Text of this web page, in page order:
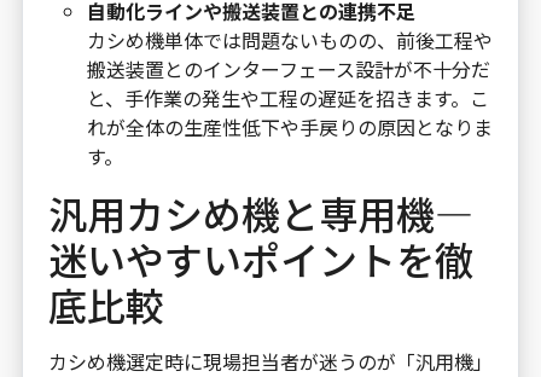
自動化ラインや搬送装置との連携不足
カシめ機単体では問題ないものの、前後工程や
搬送装置とのインターフェース設計が不十分だ
と、手作業の発生や工程の遅延を招きます。こ
れが全体の生産性低下や手戻りの原因となりま
す。
汎用カシめ機と専用機―
迷いやすいポイントを徹
底比較
カシめ機選定時に現場担当者が迷うのが「汎用機」